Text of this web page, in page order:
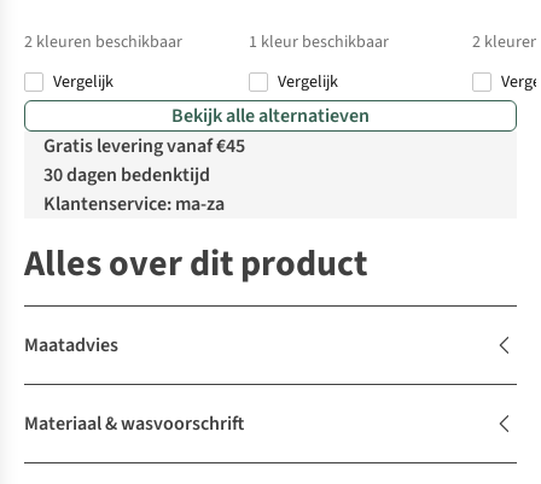
2 kleuren beschikbaar
Vergelijk
1 kleur beschikbaar
Vergelijk
2
Bekijk alle alternatieven
Gratis levering vanaf €45
30 dagen bedenktijd
Klantenservice: ma-za
Alles over dit product
Maatadvies
Materiaal & wasvoorschrift